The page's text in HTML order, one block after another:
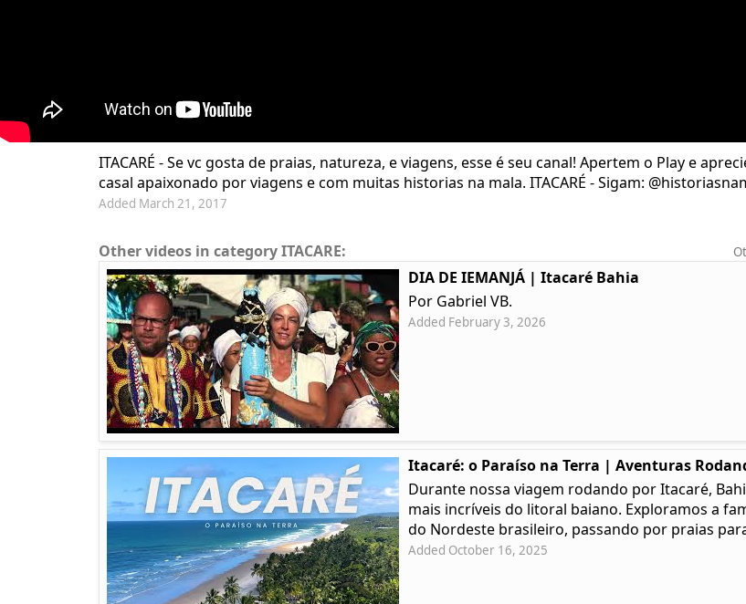
ITACARÉ - Se vc gosta de praias, natureza, e viagens, esse é seu canal! Apertem o Play e
casal apaixonado por viagens e com muitas historias na mala. ITACARÉ - Sigam:
Added March 21, 2017
Other videos in category ITACARE:
DIA DE IEMANJÁ | Itacaré Bahia
Por Gabriel VB.
Added February 3, 2026
Itacaré: o Paraíso na Terra | Aventuras
Durante nossa viagem rodando por Itacaré,
mais incríveis do litoral baiano. Exploramos a
do Nordeste brasileiro, passando por praias
Added October 16, 2025